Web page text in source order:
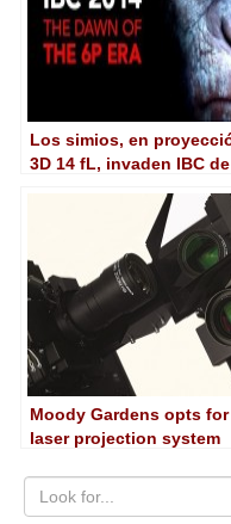
Los simios, en
3D 14 fL, invaden IBC
Moody Gardens opts
laser projection system